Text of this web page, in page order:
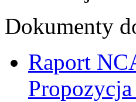
Dokumenty
Raport